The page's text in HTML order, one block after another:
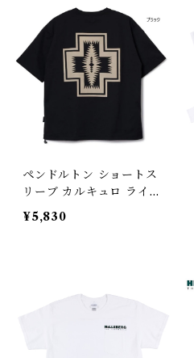
ペンドルトン ショートス
リーブ カルキュロ ライト
ウェイトジャージー Tシ
ャツ
¥5,830